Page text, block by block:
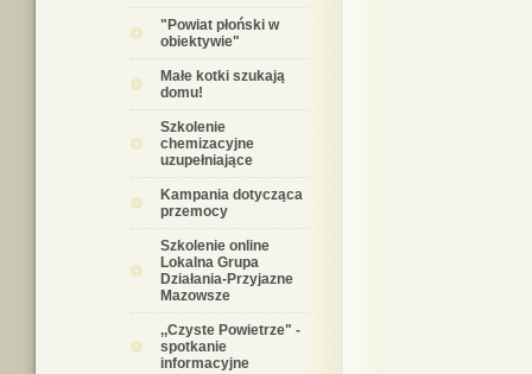
"Powiat płoński w
obiektywie"
Małe kotki szukają
domu!
Szkolenie
chemizacyjne
uzupełniające
Kampania dotycząca
przemocy
Szkolenie online
Lokalna Grupa
Działania-Przyjazne
Mazowsze
,,Czyste Powietrze" -
spotkanie
informacyjne